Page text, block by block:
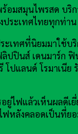
ร้อมสมุนไพรสด
ระเทศไทยทุกท่าน
ทศที่นิยมมาใช้บริ
ปินส์ เดนมาร์ก
ปแลนด์ โรมาเนีย
ไฟแล้วเห็นผลดี
หลังคลอดเป็นที่ย